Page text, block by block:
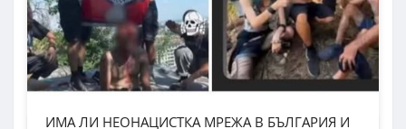
ИМА ЛИ НЕОНАЦИСТКА МРЕЖА В БЪЛГАРИЯ И